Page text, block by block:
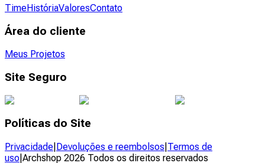
TimeHistóriaValoresContato
Área do cliente
Meus Projetos
Site Seguro
Políticas do Site
Privacidade Devoluções e reembolsos Termos de
uso Archshop 2026 Todos os direitos reservados